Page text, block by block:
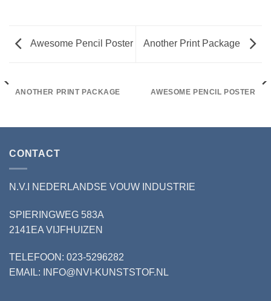
Awesome Pencil Poster Another Print Package
ANOTHER PRINT PACKAGE AWESOME PENCIL POSTER
CONTACT
N.V.I NEDERLANDSE VOUW INDUSTRIE
SPIERINGWEG 583A
2141EA VIJFHUIZEN
TELEFOON: 023-5296282
EMAIL: INFO@NVI-KUNSTSTOF.NL